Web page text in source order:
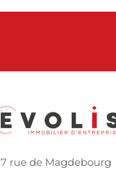
7 rue de Magdebourg